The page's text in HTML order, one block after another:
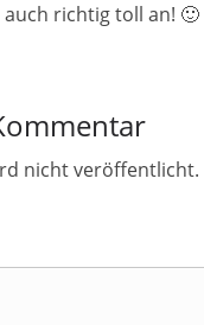
richtig toll an! 🙂
nicht veröffentlicht.